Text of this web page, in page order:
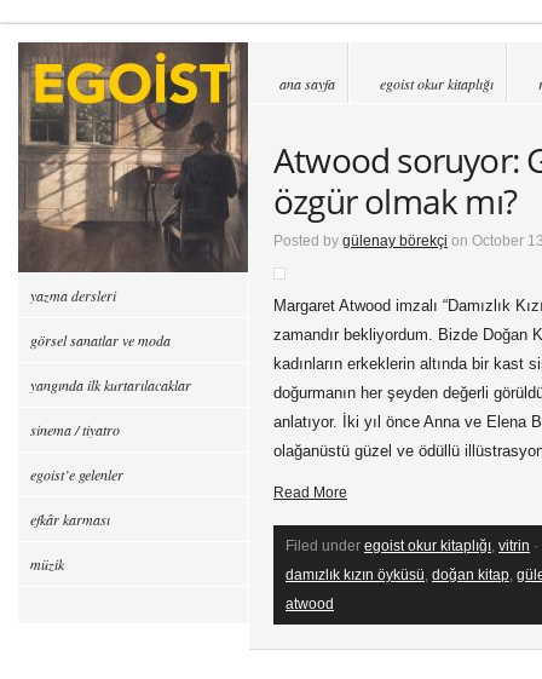
ana sayfa egoist okur kitaplığı
Atwood soruyor:
özgür olmak mı?
Posted by gülenay börekçi on October
Margaret Atwood imzalı “Damızlık
zamandır bekliyordum. Bizde Doğan
kadınların erkeklerin altında bir kast
doğurmanın her şeyden değerli
anlatıyor. İki yıl önce Anna ve Elena
olağanüstü güzel ve ödüllü
Read More
Filed under egoist okur kitaplığı, vitrin
damızlık kızın öyküsü, doğan kitap,
atwood
yazma dersleri
görsel sanatlar ve moda
yangında ilk kurtarılacaklar
sinema / tiyatro
egoist’e gelenler
efkâr karması
müzik